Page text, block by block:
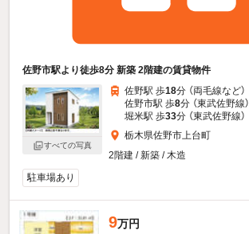
佐野市駅より徒歩8分 新築 2階建の賃貸物件
すべての写真
佐野駅 歩18分 （両毛線など）
佐野市駅 歩8分 （東武佐野線）
堀米駅 歩33分 （東武佐野線）
栃木県佐野市上台町
2階建 / 新築 / 木造
駐車場あり
9万円